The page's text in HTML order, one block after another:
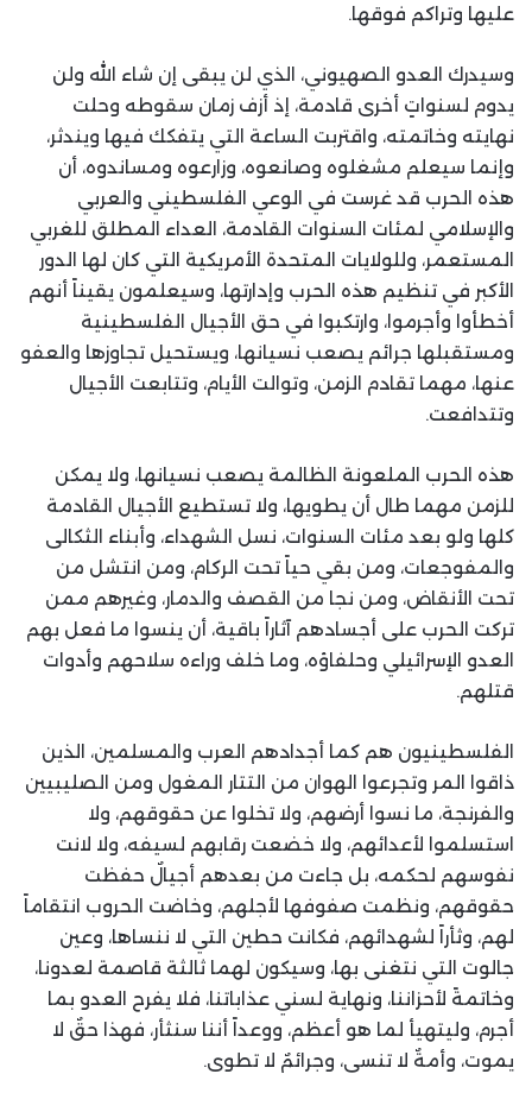
عليها وتراكم فوقها.
وسيدرك العدو الصهيوني، الذي لن يبقى إن شاء الله ولن
يدوم لسنواتٍ أخرى قادمة، إذ أزف زمان سقوطه وحلت
نهايته وخاتمته، واقتربت الساعة التي يتفكك فيها ويندثر،
وإنما سيعلم مشغلوه وصانعوه، وزارعوه ومساندوه، أن
هذه الحرب قد غرست في الوعي الفلسطيني والعربي
والإسلامي لمئات السنوات القادمة، العداء المطلق للغربي
المستعمر، وللولايات المتحدة الأمريكية التي كان لها الدور
الأكبر في تنظيم هذه الحرب وإدارتها، وسيعلمون يقيناً أنهم
أخطأوا وأجرموا، وارتكبوا في حق الأجيال الفلسطينية
ومستقبلها جرائم يصعب نسيانها، ويستحيل تجاوزها والعفو
عنها، مهما تقادم الزمن، وتوالت الأيام، وتتابعت الأجيال
وتتدافعت.
هذه الحرب الملعونة الظالمة يصعب نسيانها، ولا يمكن
للزمن مهما طال أن يطويها، ولا تستطيع الأجيال القادمة
كلها ولو بعد مئات السنوات، نسل الشهداء، وأبناء الثكالى
والمفوجعات، ومن بقي حياً تحت الركام، ومن انتشل من
تحت الأنقاض، ومن نجا من القصف والدمار، وغيرهم ممن
تركت الحرب على أجسادهم آثاراً باقية، أن ينسوا ما فعل بهم
العدو الإسرائيلي وحلفاؤه، وما خلف وراءه سلاحهم وأدوات
قتلهم.
الفلسطينيون هم كما أجدادهم العرب والمسلمين، الذين
ذاقوا المر وتجرعوا الهوان من التتار المغول ومن الصليبيين
والفرنجة، ما نسوا أرضهم، ولا تخلوا عن حقوقهم، ولا
استسلموا لأعدائهم، ولا خضعت رقابهم لسيفه، ولا لانت
نفوسهم لحكمه، بل جاءت من بعدهم أجيالٌ حفظت
حقوقهم، ونظمت صفوفها لأجلهم، وخاضت الحروب انتقاماً
لهم، وثأراً لشهدائهم، فكانت حطين التي لا ننساها، وعين
جالوت التي نتغنى بها، وسيكون لهما ثالثة قاصمة لعدونا،
وخاتمةً لأحزاننا، ونهاية لسني عذاباتنا، فلا يفرح العدو بما
أجرم، وليتهيأ لما هو أعظم، ووعداً أننا سنثأر، فهذا حقٌ لا
يموت، وأمةٌ لا تنسى، وجرائمٌ لا تطوى.